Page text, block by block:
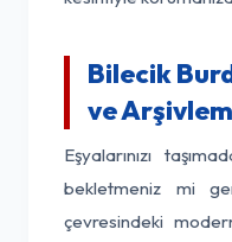
Bilecik
ve
Eşyalarınızı
bekletmeniz mi
çevresindeki